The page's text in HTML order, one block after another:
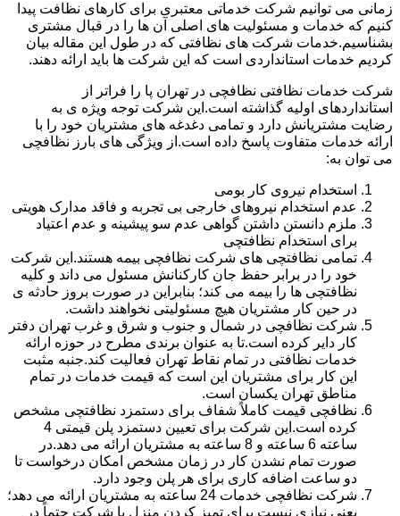
زمانی می توانیم شرکت خدماتی معتبری برای کارهای نظافت پیدا
کنیم که خدمات و مسئولیت های اصلی آن ها را در قبال مشتری
بشناسیم.خدمات شرکت های نظافتی که در طول این مقاله بیان
کردیم خدمات استانداردی است که این شرکت ها باید ارائه دهند.
شرکت خدمات نظافتی نظافچی در تهران پا را فراتر از
استانداردهای اولیه گذاشته است.این شرکت توجه ویژه ی به
رضایت مشتریانش دارد و تمامی دغدغه های مشتریان خود را با
ارائه خدمات متفاوت پاسخ داده است.از ویژگی های بارز نظافچی
می توان به:
استخدام نیروی کار بومی
عدم استخدام نیروهای خارجی بی تجربه و فاقد مدارک هویتی
ملزم دانستن داشتن گواهی عدم سو پیشینه و عدم اعتیاد
برای استخدام نظافتچی
تمامی نظافتچی های شرکت نظافچی بیمه هستند.این شرکت
خود را در برابر حفظ جان کارکنانش مسئول می داند و کلیه
نظافتچی ها را بیمه می کند؛ بنابراین در صورت بروز حادثه ی
در حین کار مشتریان هیچ مسئولیتی نخواهند داشت.
شرکت نظافچی در شمال و جنوب و شرق و غرب تهران دفتر
کار دایر کرده است.تا به عنوان برندی مطرح در حوزه ارائه
خدمات نظافتی در تمام نقاط تهران فعالیت کند.جنبه مثبت
این کار برای مشتریان این است که قیمت خدمات در تمام
مناطق تهران یکسان است.
نظافچی قیمت کاملاً شفاف برای دستمزد نظافتچی مشخص
کرده است.این شرکت برای تعیین دستمزد پلن قیمتی 4
ساعته 6 ساعته و 8 ساعته به مشتریان ارائه می دهد.در
صورت تمام نشدن کار در زمان مشخص امکان درخواست تا
دو ساعت اضافه کاری برای هر پلن وجود دارد.
شرکت نظافچی خدمات 24 ساعته به مشتریان ارائه می دهد؛
یعنی نیازی نیست برای تمیز کردن منزل یا شرکت حتماً در